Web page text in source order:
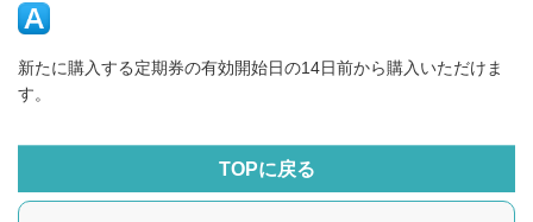
新たに購入する定期券の有効開始日の14日前から購入いただけま
す。
TOPに戻る